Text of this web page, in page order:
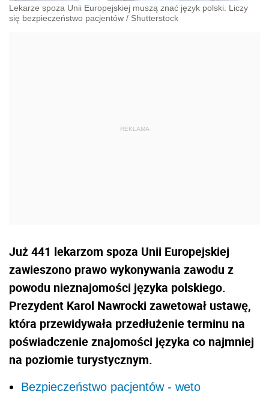
Lekarze spoza Unii Europejskiej muszą znać język polski. Liczy
się bezpieczeństwo pacjentów / Shutterstock
Już 441 lekarzom spoza Unii Europejskiej
zawieszono prawo wykonywania zawodu z
powodu nieznajomości języka polskiego.
Prezydent Karol Nawrocki zawetował ustawę,
która przewidywała przedłużenie terminu na
poświadczenie znajomości języka co najmniej
na poziomie turystycznym.
Bezpieczeństwo pacjentów - weto